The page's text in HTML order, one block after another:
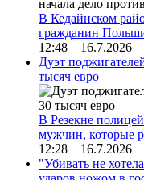
В Кедайнском
гражданин
12:48 16.7.2026
Дуэт
тысяч евро
В Резекне
мужчин, которые
12:28 16.7.2026
"Убивать не